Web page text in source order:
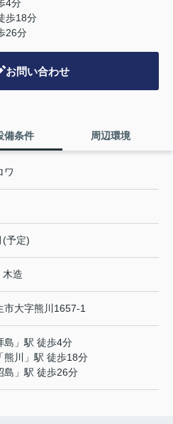
4分
歩18分
26分
お問い合わせ
備条件 周辺環境
ワ
(予定)
木造
市大字熊川 1657-1
島 」駅 徒歩4分
「熊川
」駅 徒歩18分
島 」駅 徒歩26分